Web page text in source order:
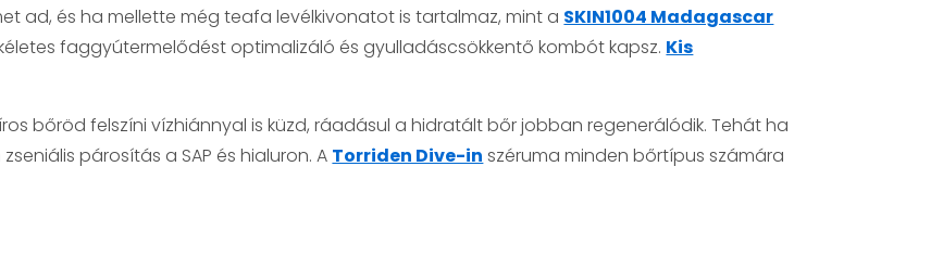
ad, és ha mellette még teafa levélkivonatot is tartalmaz, mint a SKIN1004 Madagascar
faggyútermelődést optimalizáló és gyulladáscsökkentő kombót kapsz. Kis
bőröd felszíni vízhiánnyal is küzd, ráadásul a hidratált bőr jobban regenerálódik. Tehát ha
párosítás a SAP és hialuron. A Torriden Dive-in széruma minden bőrtípus számára